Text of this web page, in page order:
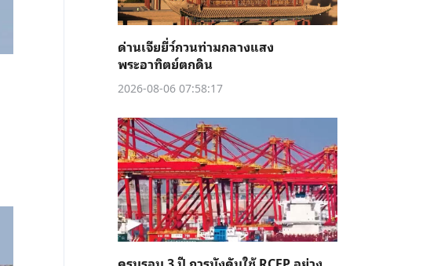
ด่านเจียยี่ว์กวนท่ามกลางแสง
พระอาทิตย์ตกดิน
2026-08-06 07:58:17